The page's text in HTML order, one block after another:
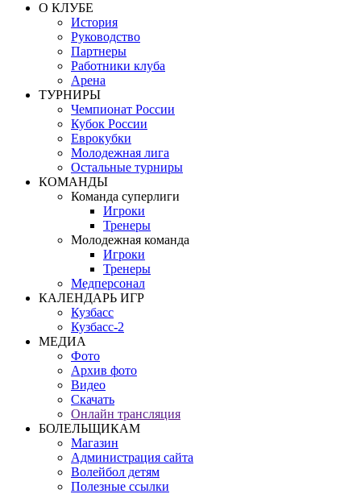
О КЛУБЕ
История
Руководство
Партнеры
Работники клуба
Арена
ТУРНИРЫ
Чемпионат России
Кубок России
Еврокубки
Молодежная лига
Остальные турниры
КОМАНДЫ
Команда суперлиги
Игроки
Тренеры
Молодежная команда
Игроки
Тренеры
Медперсонал
КАЛЕНДАРЬ ИГР
Кузбасс
Кузбасс-2
МЕДИА
Фото
Архив фото
Видео
Скачать
Онлайн трансляция
БОЛЕЛЬЩИКАМ
Магазин
Администрация сайта
Волейбол детям
Полезные ссылки